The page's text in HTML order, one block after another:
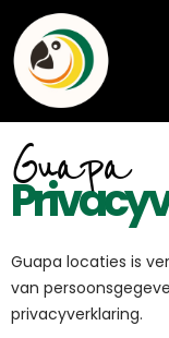
content
Guapa
Guapa locaties is
van
privacyverklaring.